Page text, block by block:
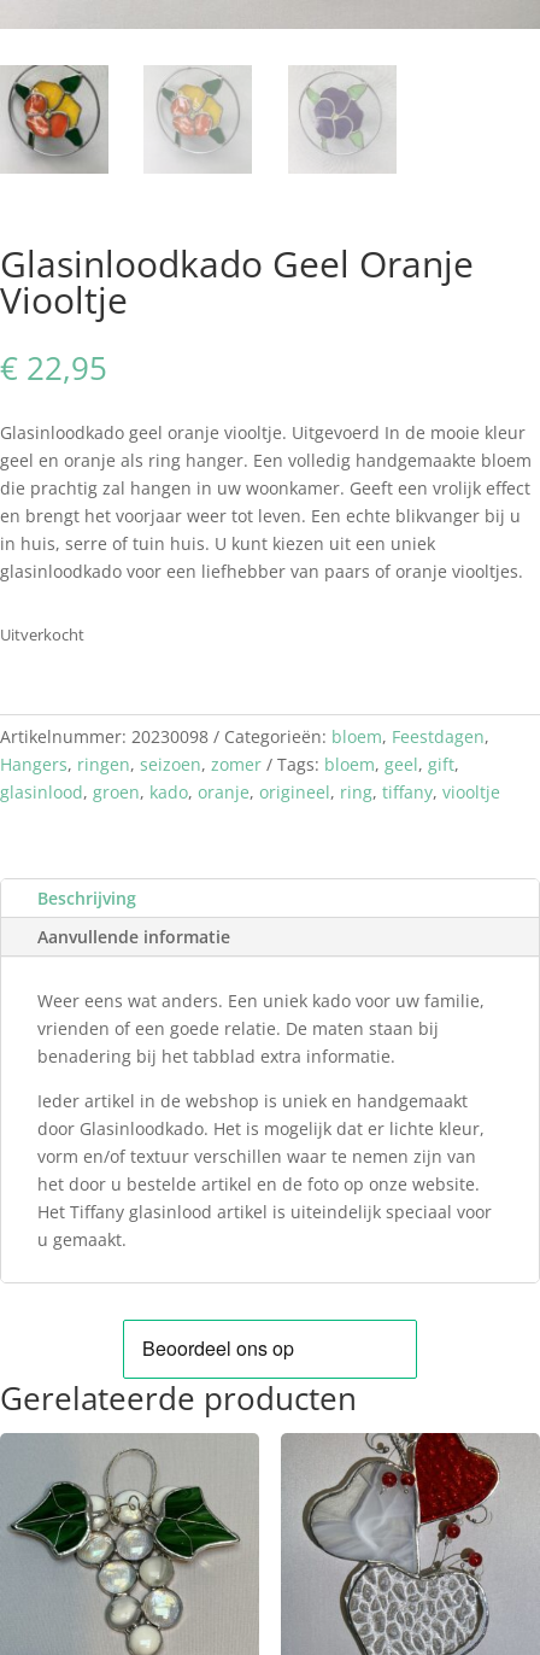
Glasinloodkado Geel Oranje
Viooltje
€ 22,95
Glasinloodkado geel oranje viooltje. Uitgevoerd In de mooie kleur
geel en oranje als ring hanger. Een volledig handgemaakte bloem
die prachtig zal hangen in uw woonkamer. Geeft een vrolijk effect
en brengt het voorjaar weer tot leven. Een echte blikvanger bij u
in huis, serre of tuin huis. U kunt kiezen uit een uniek
glasinloodkado voor een liefhebber van paars of oranje viooltjes.
Uitverkocht
Artikelnummer: 20230098 Categorieën: bloem, Feestdagen,
Hangers, ringen, seizoen, zomer Tags: bloem, geel, gift,
glasinlood, groen, kado, oranje, origineel, ring, tiffany, viooltje
Beschrijving
Aanvullende informatie
Weer eens wat anders. Een uniek kado voor uw familie,
vrienden of een goede relatie. De maten staan bij
benadering bij het tabblad extra informatie.
Ieder artikel in de webshop is uniek en handgemaakt
door Glasinloodkado. Het is mogelijk dat er lichte kleur,
vorm en/of textuur verschillen waar te nemen zijn van
het door u bestelde artikel en de foto op onze website.
Het Tiffany glasinlood artikel is uiteindelijk speciaal voor
u gemaakt.
Gerelateerde producten